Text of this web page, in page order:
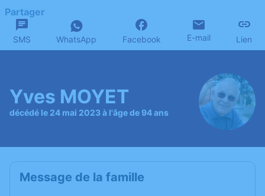
Partager
SMS WhatsApp Facebook E-mail Lien
Yves MOYET
décédé le 24 mai 2023 à l'âge de 94 ans
Message de la famille